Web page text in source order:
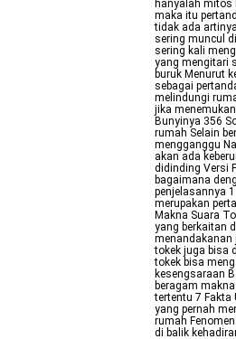
hanyalah mitos
maka itu
tidak ada
sering muncul
sering kali
yang mengitari
buruk Menurut
sebagai
melindungi
jika
Bunyinya 356
rumah Selain
mengganggu
akan ada
didinding Versi
bagaimana
penjelasannya
merupakan
Makna Suara
yang berkaitan
menandakanan
tokek juga bisa
tokek bisa
kesengsaraan
beragam
tertentu 7 Fakta
yang pernah
rumah
di balik